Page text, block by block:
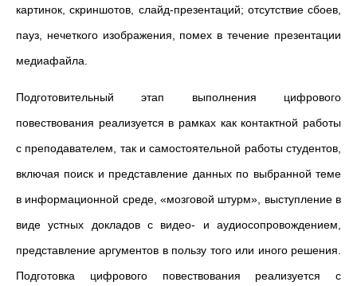
картинок, скриншотов, слайд-презентаций; отсутствие сбоев,
пауз, нечеткого изображения, помех в течение презентации
медиафайла.
Подготовительный этап выполнения цифрового
повествования реализуется в рамках как контактной работы
с преподавателем, так и самостоятельной работы студентов,
включая поиск и представление данных по выбранной теме
в информационной среде, «мозговой штурм», выступление в
виде устных докладов с видео- и аудиосопровождением,
представление аргументов в пользу того или иного решения.
Подготовка цифрового повествования реализуется с